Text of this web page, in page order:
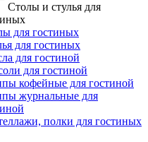
Столы и стулья для
для гостиных
для гостиных
для гостиной
для гостиной
кофейные для гостиной
журнальные для
полки для гостиных